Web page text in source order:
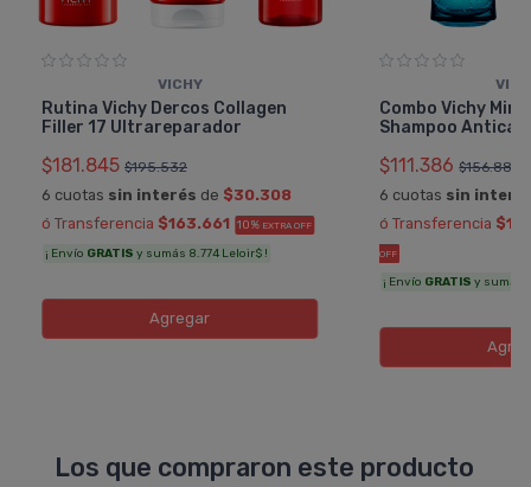
VICHY
Rutina Vichy Dercos Collagen
Filler 17 Ultrareparador
$181.845 $195.532
6 cuotas sin interés de $30.308
ó Transferencia $163.661 10% EXTRA OFF
¡ Envío GRATIS y sumás 8.774 Leloir$ !
Agregar
Combo Vichy
Shampoo
$111.386 $156.882
6 cuotas sin
ó Transferencia
OFF
¡ Envío GRATIS y sumás
Los que compraron este producto